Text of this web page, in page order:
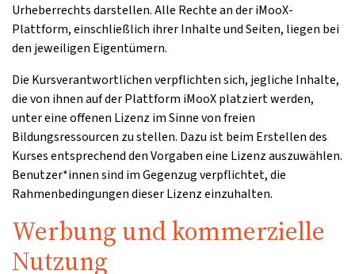
Urheberrechts darstellen. Alle Rechte an der iMooX-
Plattform, einschließlich ihrer Inhalte und Seiten, liegen bei
den jeweiligen Eigentümern.
Die Kursverantwortlichen verpflichten sich, jegliche Inhalte,
die von ihnen auf der Plattform iMooX platziert werden,
unter eine offenen Lizenz im Sinne von freien
Bildungsressourcen zu stellen. Dazu ist beim Erstellen des
Kurses entsprechend den Vorgaben eine Lizenz auszuwählen.
Benutzer*innen sind im Gegenzug verpflichtet, die
Rahmenbedingungen dieser Lizenz einzuhalten.
Werbung und kommerzielle
Nutzung